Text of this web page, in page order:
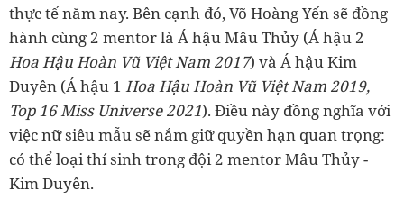
thực tế năm nay. Bên cạnh đó, Võ Hoàng Yến sẽ đồng
hành cùng 2 mentor là Á hậu Mâu Thủy (Á hậu 2
Hoa Hậu Hoàn Vũ Việt Nam 2017) và Á hậu Kim
Duyên (Á hậu 1 Hoa Hậu Hoàn Vũ Việt Nam 2019,
Top 16 Miss Universe 2021). Điều này đồng nghĩa với
việc nữ siêu mẫu sẽ nắm giữ quyền hạn quan trọng:
có thể loại thí sinh trong đội 2 mentor Mâu Thủy -
Kim Duyên.